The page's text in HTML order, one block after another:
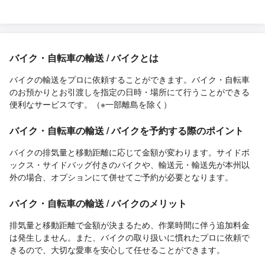
バイク・自転車の輸送 / バイクとは
バイクの輸送をプロに依頼することができます。バイク・自転車
のお預かりとお引渡しを指定の日時・場所にて行うことができる
便利なサービスです。（※一部離島を除く）
バイク・自転車の輸送 / バイクを予約する際のポイント
バイクの排気量と移動距離に応じて金額が変わります。サイドボ
ックス・サイドバッグ付きのバイクや、輸送元・輸送先が本州以
外の場合、オプションにて併せてご予約が必要となります。
バイク・自転車の輸送 / バイクのメリット
排気量と移動距離で金額が決まるため、作業時間に伴う追加料金
は発生しません。また、バイクの取り扱いに慣れたプロに依頼で
きるので、大切な愛車を安心して任せることができます。